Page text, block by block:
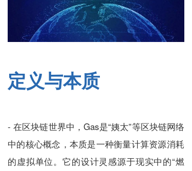
定义与本质
- 在区块链世界中，Gas是“姨太”等区块链网络
中的核心概念，本质是一种衡量计算资源消耗
的虚拟单位。它的设计灵感源于现实中的“燃